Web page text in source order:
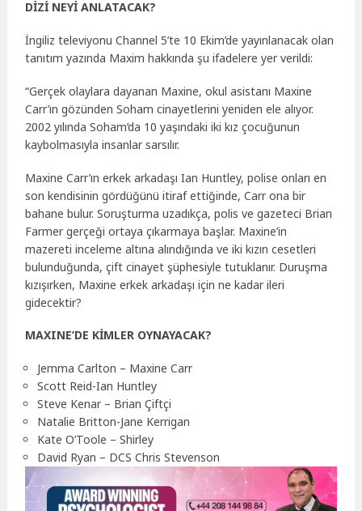
DİZİ NEYİ ANLATACAK?
İngiliz televiyonu Channel 5’te 10 Ekim’de yayınlanacak olan
tanıtım yazında Maxim hakkında şu ifadelere yer verildi:
“Gerçek olaylara dayanan Maxine, okul asistanı Maxine
Carr’ın gözünden Soham cinayetlerini yeniden ele alıyor.
2002 yılında Soham’da 10 yaşındaki iki kız çocuğunun
kaybolmasıyla insanlar sarsılır.
Maxine Carr’ın erkek arkadaşı Ian Huntley, polise onları en
son kendisinin gördüğünü itiraf ettiğinde, Carr ona bir
bahane bulur. Soruşturma uzadıkça, polis ve gazeteci Brian
Farmer gerçeği ortaya çıkarmaya başlar. Maxine’in
mazereti inceleme altına alındığında ve iki kızın cesetleri
bulunduğunda, çift cinayet şüphesiyle tutuklanır. Duruşma
kızışırken, Maxine erkek arkadaşı için ne kadar ileri
gidecektir?
MAXINE’DE KİMLER OYNAYACAK?
Jemma Carlton – Maxine Carr
Scott Reid-Ian Huntley
Steve Kenar – Brian Çiftçi
Natalie Britton-Jane Kerrigan
Kate O’Toole – Shirley
David Ryan – DCS Chris Stevenson